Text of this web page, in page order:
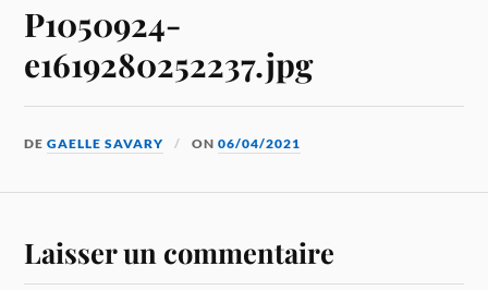
P1050924-
e1619280252237.jpg
DEGAELLE SAVARY ON06/04/2021
Laisser un commentaire